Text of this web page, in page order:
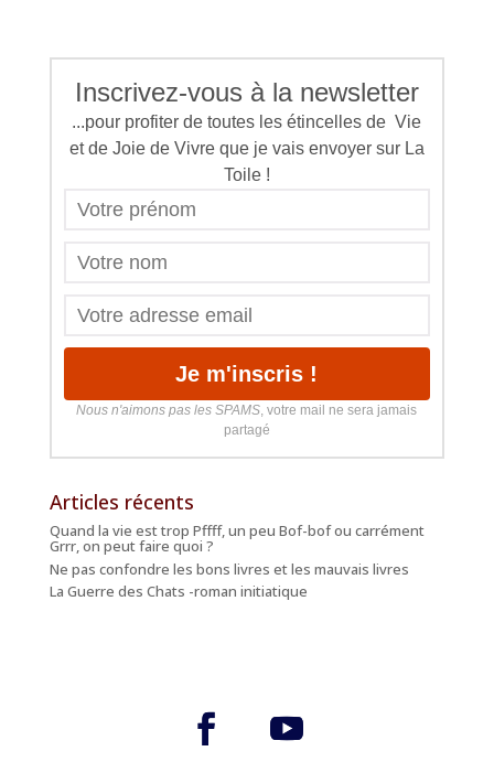
Inscrivez-vous à la newsletter
...pour profiter de toutes les étincelles de Vie
et de Joie de Vivre que je vais envoyer sur La
Toile !
Nous n'aimons pas les SPAMS, votre mail ne sera jamais
partagé
Articles récents
Quand la vie est trop Pffff, un peu Bof-bof ou carrément
Grrr, on peut faire quoi ?
Ne pas confondre les bons livres et les mauvais livres
La Guerre des Chats -roman initiatique